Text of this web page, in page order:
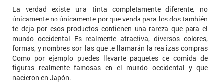
La verdad existe una tinta completamente diferente, no
únicamente no únicamente por que venda para los dos también
te deja por esos productos contienen una rareza que para el
mundo occidental Es realmente atractiva, diversos colores,
formas, y nombres son las que te llamarán la realizas compras
Como por ejemplo puedes llevarte paquetes de comida de
figuras realmente famosas en el mundo occidental y que
nacieron en Japón.